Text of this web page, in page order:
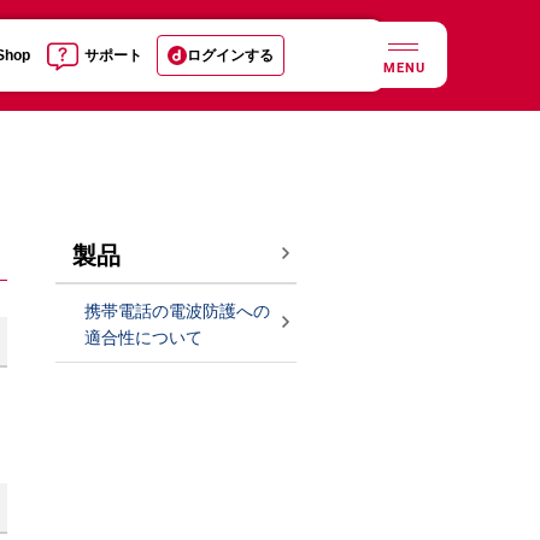
サポート ログインする
MENU
製品
携帯電話の電波防護への
適合性について